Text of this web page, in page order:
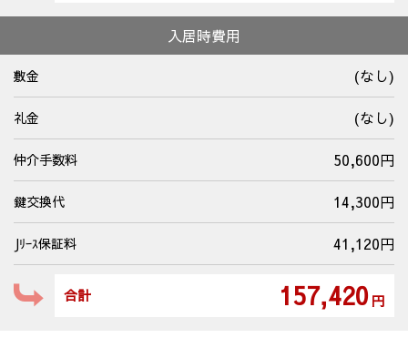
入居時費用
敷金 (なし)
礼金 (なし)
仲介手数料 50,600円
鍵交換代 14,300円
Jﾘｰｽ保証料 41,120円
合計 157,420円